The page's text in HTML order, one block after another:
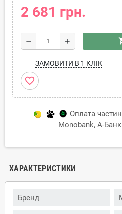
2 681 грн.
remove add
ЗАМОВИТИ В 1 КЛІК
favorite_border
Оплата
Monobank, А-Банк
ХАРАКТЕРИСТИКИ
Бренд